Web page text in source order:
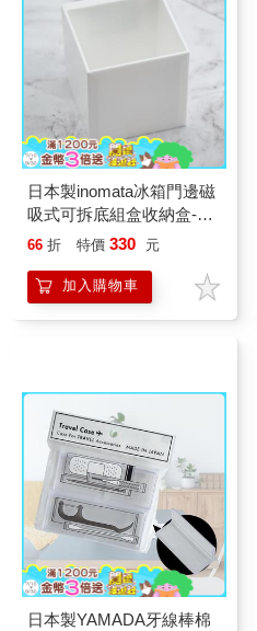
日本製inomata冰箱門邊磁
吸式可拆底組盒收納盒-3
入
66 折 特價 330 元
加入購物車
日本製YAMADA牙線棒棉